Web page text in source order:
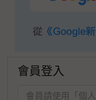
會員登入